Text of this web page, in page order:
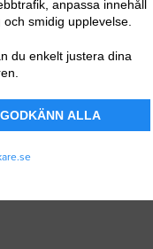
anpassa innehåll
smidig upplevelse.
du enkelt justera dina
GODKÄNN ALLA